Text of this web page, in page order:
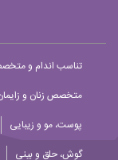
تناسب اندام و
متخصص زنان و
پوست، مو و زیبایی
گوش، حلق و بینی